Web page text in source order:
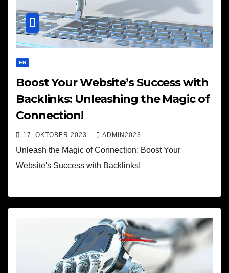
EN
Boost Your Website’s Success with
Backlinks: Unleashing the Magic of
Connection!
17. OKTOBER 2023 ADMIN2023
Unleash the Magic of Connection: Boost Your
Website's Success with Backlinks!